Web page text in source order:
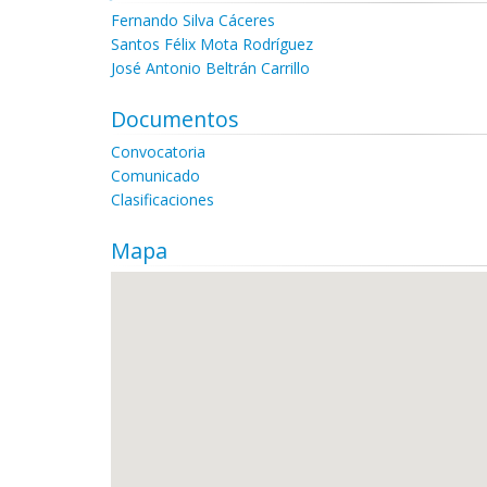
Fernando Silva Cáceres
Santos Félix Mota Rodríguez
José Antonio Beltrán Carrillo
Documentos
Convocatoria
Comunicado
Clasificaciones
Mapa